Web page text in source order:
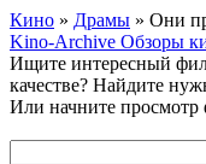
Кино » Драмы » Они
Kino-Archive Обзоры
Ищите интересный
качестве? Найдите
Или начните